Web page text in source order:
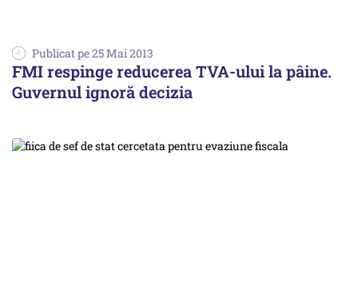
Publicat pe 25 Mai 2013
FMI respinge reducerea TVA-ului la pâine.
Guvernul ignoră decizia